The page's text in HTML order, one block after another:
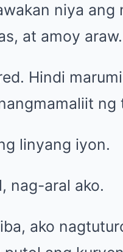
niya ang
at amoy araw.
Hindi
ng
linyang iyon.
nag-aral ako.
ako